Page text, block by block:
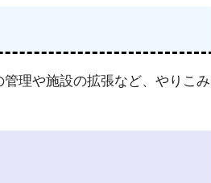
理や施設の拡張など、やりこみ